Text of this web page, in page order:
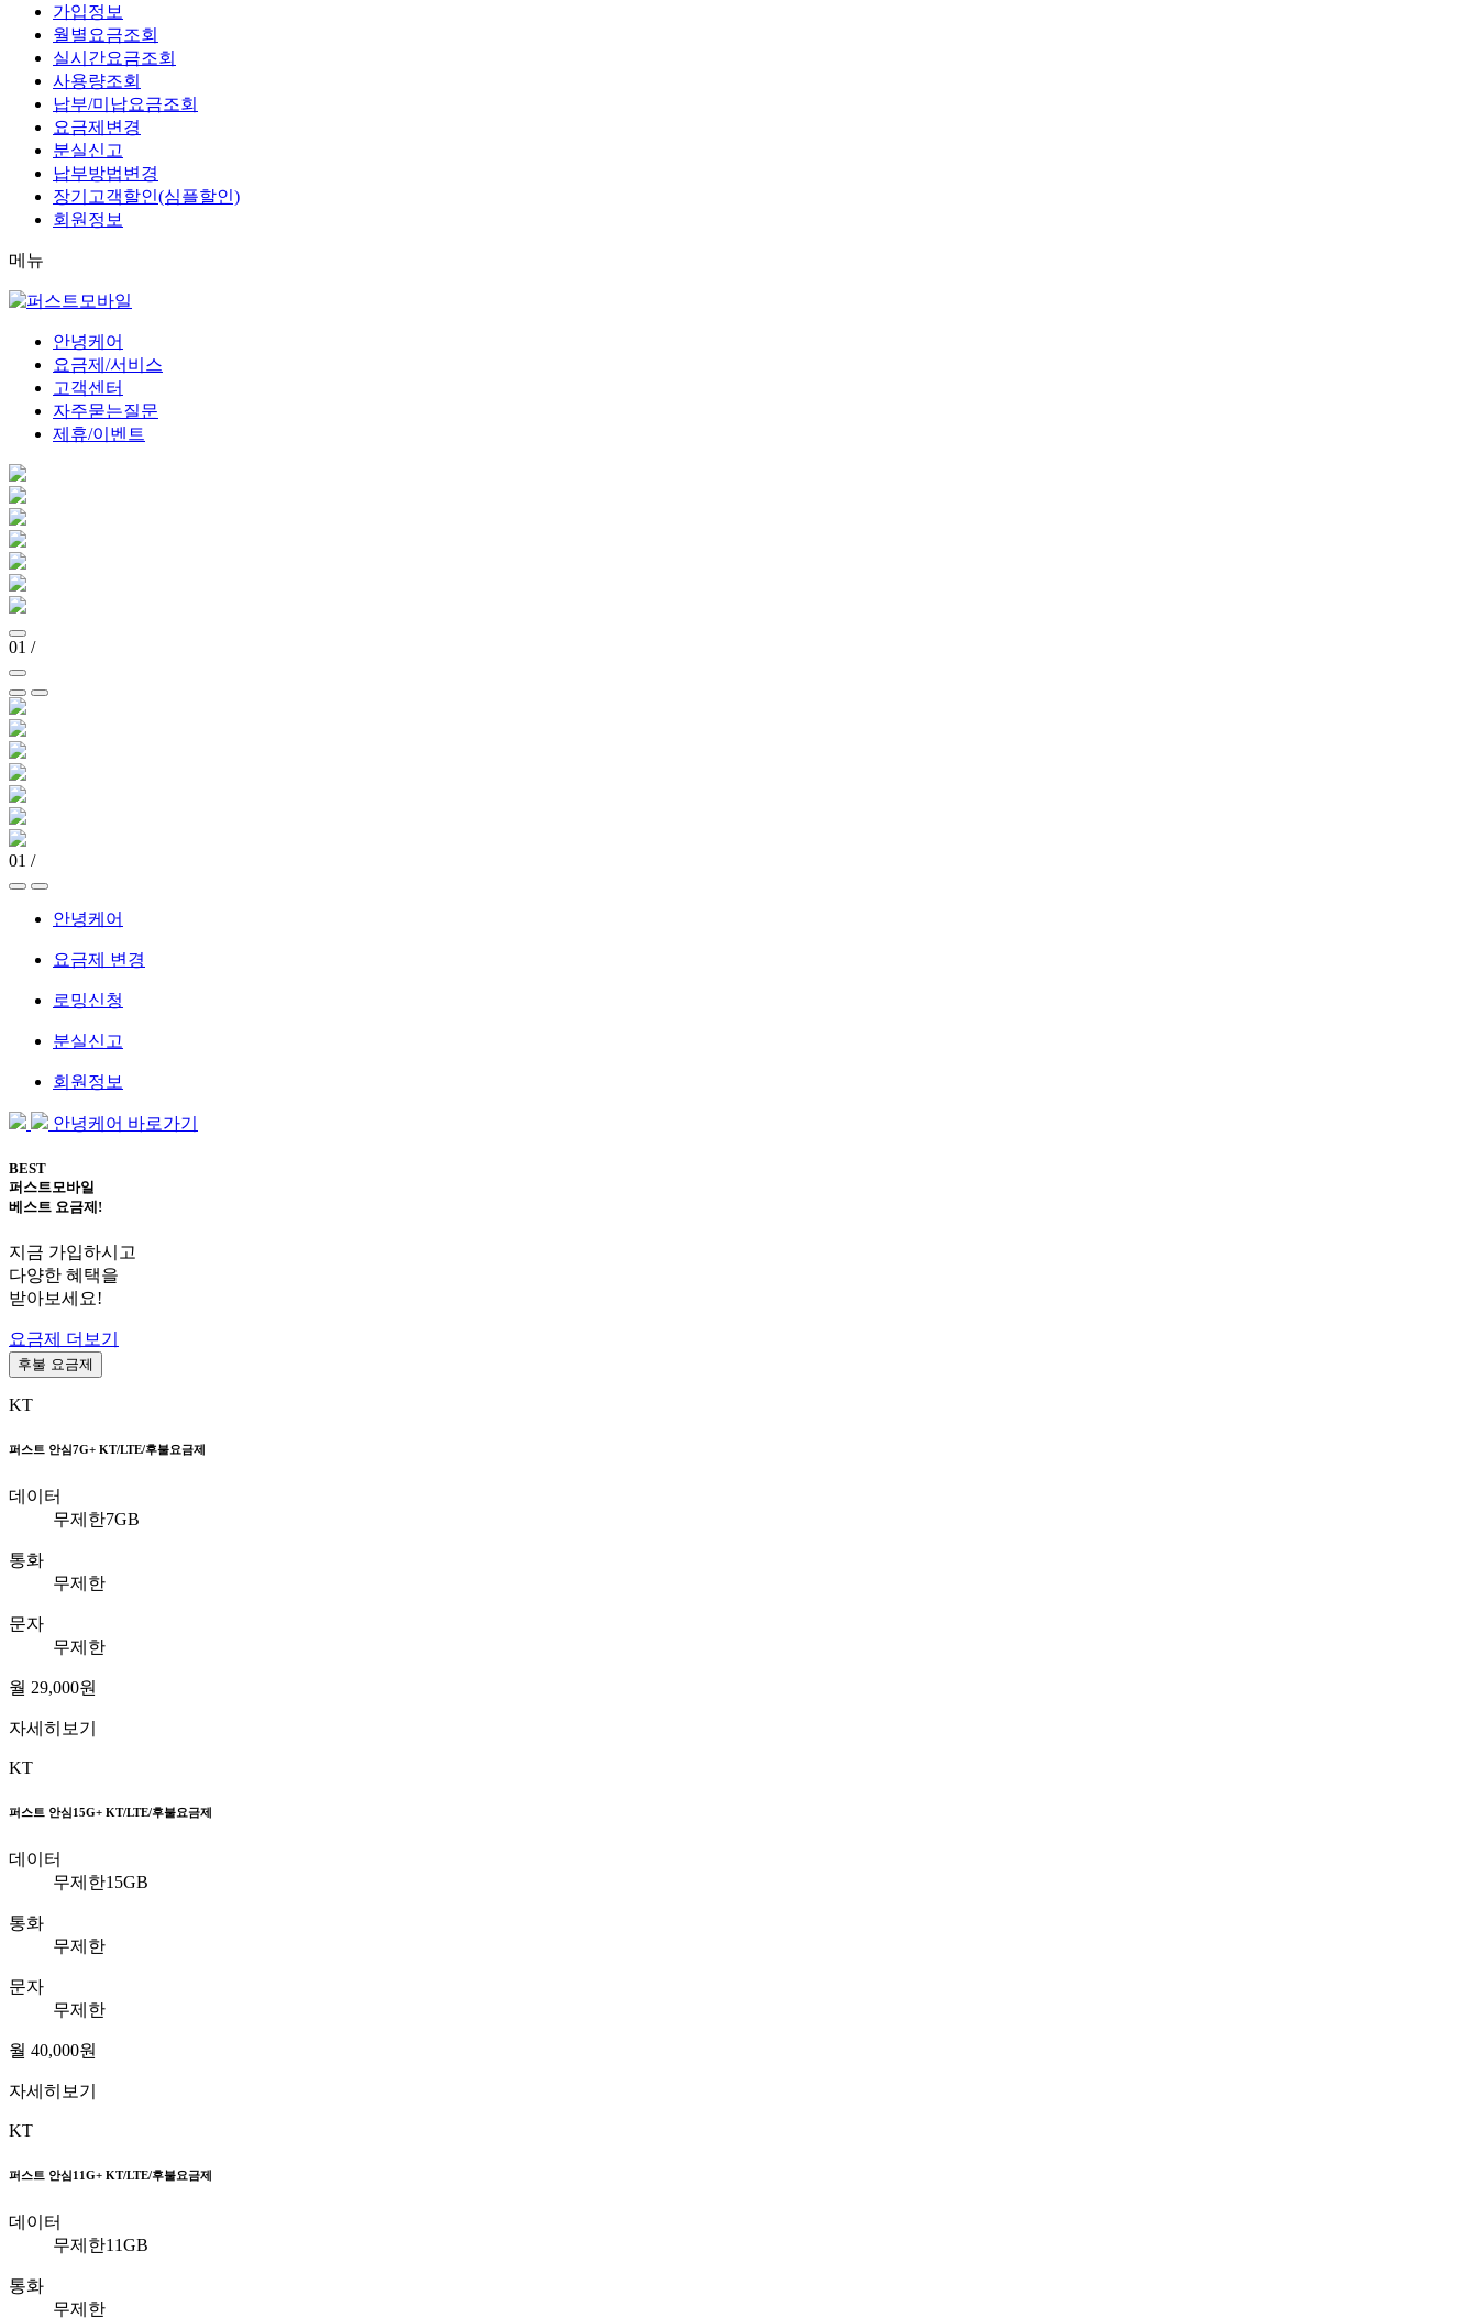
가입정보
월별요금조회
실시간요금조회
사용량조회
납부/미납요금조회
요금제변경
분실신고
납부방법변경
장기고객할인(심플할인)
회원정보
메뉴
안녕케어
요금제/서비스
고객센터
자주묻는질문
제휴/이벤트
01 /
01 /
안녕케어
요금제 변경
로밍신청
분실신고
회원정보
안녕케어 바로가기
BEST
퍼스트모바일
베스트 요금제!
지금 가입하시고
다양한 혜택을
받아보세요!
요금제 더보기
후불 요금제
KT
퍼스트 안심7G+ KT/LTE/후불요금제
데이터
무제한7GB
통화
무제한
문자
무제한
월 29,000원
자세히보기
KT
퍼스트 안심15G+ KT/LTE/후불요금제
데이터
무제한15GB
통화
무제한
문자
무제한
월 40,000원
자세히보기
KT
퍼스트 안심11G+ KT/LTE/후불요금제
데이터
무제한11GB
통화
무제한